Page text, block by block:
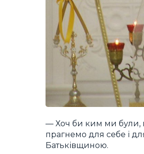
— Хоч би ким ми були,
прагнемо для себе і
Батьківщиною.